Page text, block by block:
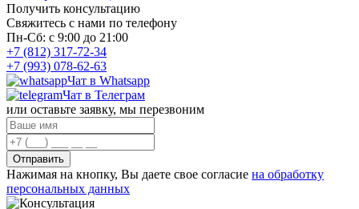
Получить консультацию
Свяжитесь с нами по телефону
Пн-Сб: с 9:00 до 21:00
+7 (812) 317-72-34
+7 (993) 078-62-63
Чат в Whatsapp
Чат в Телеграм
или оставьте заявку, мы перезвоним
Отправить
Нажимая на кнопку, Вы даете свое согласие на обработку
персональных данных